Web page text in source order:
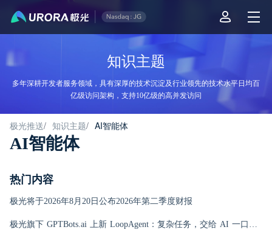
知识主题
多年深耕开发者服务领域，具有深厚的技术沉淀及行业领先的技术水平日均百
亿级访问架构，支持10亿级的高并发访问
极光推送/ 知识主题/ AI智能体
AI智能体
热门内容
极光将于2026年8月20日公布2026年第二季度财报
极光旗下 GPTBots.ai 上新 LoopAgent：复杂任务，交给 AI 一口气跑完